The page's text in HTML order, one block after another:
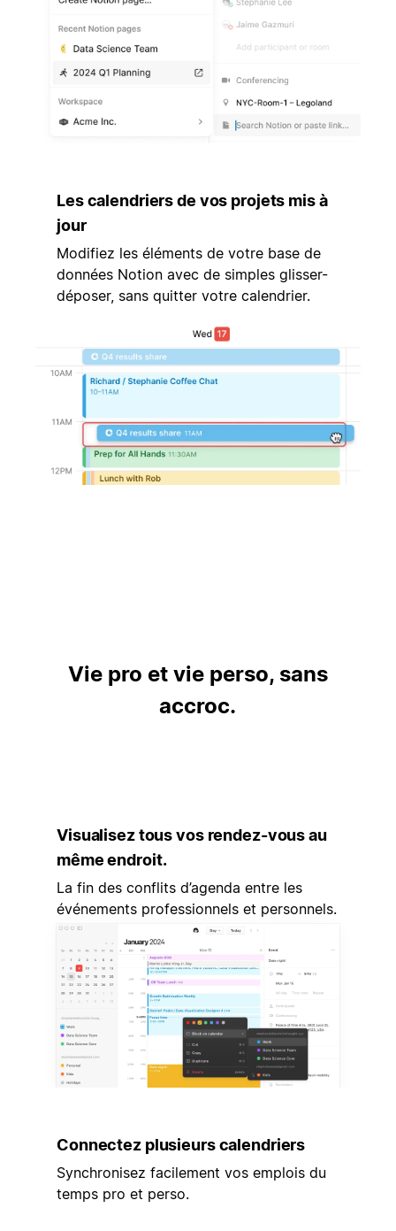
Les calendriers de vos projets mis à
jour
Modifiez les éléments de votre base de
données Notion avec de simples glisser-
déposer, sans quitter votre calendrier.
Vie pro et vie perso, sans
accroc.
Visualisez tous vos rendez-vous au
même endroit.
La fin des conflits d’agenda entre les
événements professionnels et personnels.
Connectez plusieurs calendriers
Synchronisez facilement vos emplois du
temps pro et perso.